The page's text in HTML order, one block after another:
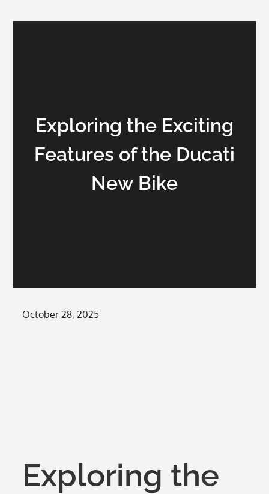
Exploring the Exciting
Features of the Ducati
New Bike
Posted
October 28, 2025
Exploring the